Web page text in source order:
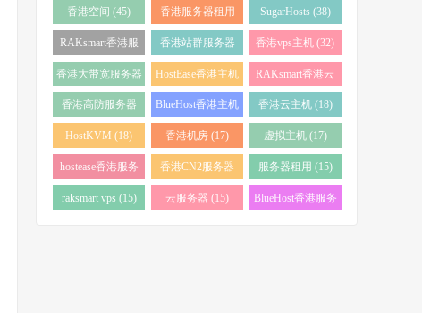
香港空间 (45)
香港服务器租用
(43)
SugarHosts (38)
RAKsmart香港服
务器 (38)
香港站群服务器
(34)
香港vps主机 (32)
香港大带宽服务器
(32)
HostEase香港主机
(28)
RAKsmart香港云
服务器 (23)
香港高防服务器
(22)
BlueHost香港主机
(21)
香港云主机 (18)
HostKVM (18) 香港机房 (17) 虚拟主机 (17)
hostease香港服务
器 (17)
香港CN2服务器
(17)
服务器租用 (15)
raksmart vps (15) 云服务器 (15)
BlueHost香港服务